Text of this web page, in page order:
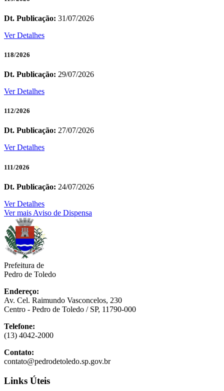
Dt. Publicação: 31/07/2026
Ver Detalhes
118/2026
Dt. Publicação: 29/07/2026
Ver Detalhes
112/2026
Dt. Publicação: 27/07/2026
Ver Detalhes
111/2026
Dt. Publicação: 24/07/2026
Ver Detalhes
Ver mais Aviso de Dispensa
Prefeitura de
Pedro de Toledo
Endereço:
Av. Cel. Raimundo Vasconcelos, 230
Centro - Pedro de Toledo / SP, 11790-000
Telefone:
(13) 4042-2000
Contato:
contato@pedrodetoledo.sp.gov.br
Links Úteis